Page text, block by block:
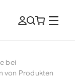
bei
von Produkten